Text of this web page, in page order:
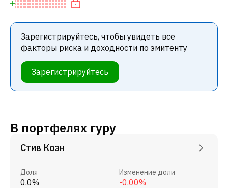
Зарегистрируйтесь, чтобы увидеть все
факторы риска и доходности по эмитенту
Зарегистрируйтесь
В портфелях гуру
Стив Коэн
Доля
0.0%
Изменение доли
-0.00%